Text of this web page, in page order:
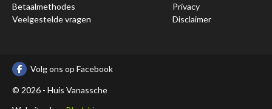
Betaalmethodes
Veelgestelde vragen
Privacy
Disclaimer
Volg ons op Facebook
© 2026 - Huis Vanassche